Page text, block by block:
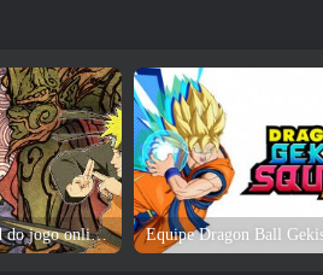
Análise e download do jogo online Naruto Equipe Dragon Ball